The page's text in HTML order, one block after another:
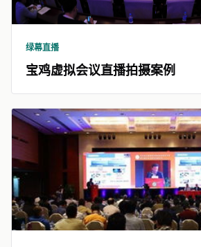
绿幕直播
宝鸡虚拟会议直播拍摄案例